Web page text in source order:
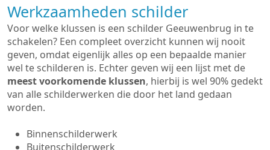
Werkzaamheden schilder
Voor welke klussen is een schilder Geeuwenbrug in te
schakelen? Een compleet overzicht kunnen wij nooit
geven, omdat eigenlijk alles op een bepaalde manier
wel te schilderen is. Echter geven wij een lijst met de
meest voorkomende klussen, hierbij is wel 90% gedekt
van alle schilderwerken die door het land gedaan
worden.
Binnenschilderwerk
Buitenschilderwerk